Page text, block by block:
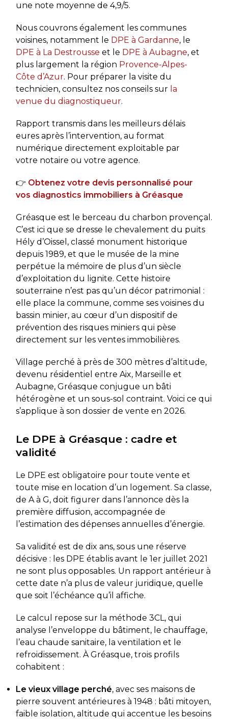
une note moyenne de 4,9/5.
Nous couvrons également les communes
voisines, notamment le DPE à Gardanne, le
DPE à La Destrousse et le DPE à Aubagne, et
plus largement la région Provence-Alpes-
Côte d’Azur. Pour préparer la visite du
technicien, consultez nos conseils sur la
venue du diagnostiqueur.
Rapport transmis dans les meilleurs délais
eures après l’intervention, au format
numérique directement exploitable par
votre notaire ou votre agence.
👉 Obtenez votre devis personnalisé pour
vos diagnostics immobiliers à Gréasque
Gréasque est le berceau du charbon provençal.
C’est ici que se dresse le chevalement du puits
Hély d’Oissel, classé monument historique
depuis 1989, et que le musée de la mine
perpétue la mémoire de plus d’un siècle
d’exploitation du lignite. Cette histoire
souterraine n’est pas qu’un décor patrimonial :
elle place la commune, comme ses voisines du
bassin minier, au cœur d’un dispositif de
prévention des risques miniers qui pèse
directement sur les ventes immobilières.
Village perché à près de 300 mètres d’altitude,
devenu résidentiel entre Aix, Marseille et
Aubagne, Gréasque conjugue un bâti
hétérogène et un sous-sol contraint. Voici ce qui
s’applique à son dossier de vente en 2026.
Le DPE à Gréasque : cadre et
validité
Le DPE est obligatoire pour toute vente et
toute mise en location d’un logement. Sa classe,
de A à G, doit figurer dans l’annonce dès la
première diffusion, accompagnée de
l’estimation des dépenses annuelles d’énergie.
Sa validité est de dix ans, sous une réserve
décisive : les DPE établis avant le 1er juillet 2021
ne sont plus opposables. Un rapport antérieur à
cette date n’a plus de valeur juridique, quelle
que soit l’échéance qu’il affiche.
Le calcul repose sur la méthode 3CL, qui
analyse l’enveloppe du bâtiment, le chauffage,
l’eau chaude sanitaire, la ventilation et le
refroidissement. À Gréasque, trois profils
cohabitent :
Le vieux village perché, avec ses maisons de
pierre souvent antérieures à 1948 : bâti mitoyen,
faible isolation, altitude qui accentue les besoins